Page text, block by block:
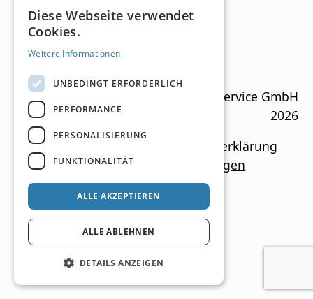
Stuhleck
Steiermark818
Ski Guide Austria © MN Anzeigenservice GmbH
2026
Impressum
Datenschutzerklärung
NewsletterKontaktCookie-Einstellungen
GERMAN
Diese Webseite verwendet
Cookies.
Weitere Informationen
UNBEDINGT ERFORDERLICH
PERFORMANCE
PERSONALISIERUNG
FUNKTIONALITÄT
ALLE AKZEPTIEREN
ALLE ABLEHNEN
DETAILS ANZEIGEN